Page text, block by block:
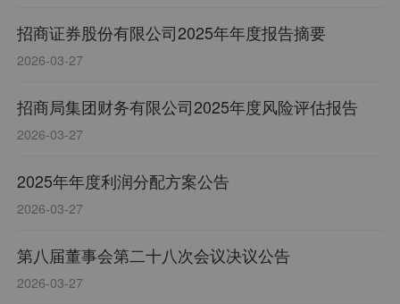
招商证券股份有限公司2025年年度报告摘要
2026-03-27
招商局集团财务有限公司2025年度风险评估报告
2026-03-27
2025年年度利润分配方案公告
2026-03-27
第八届董事会第二十八次会议决议公告
2026-03-27